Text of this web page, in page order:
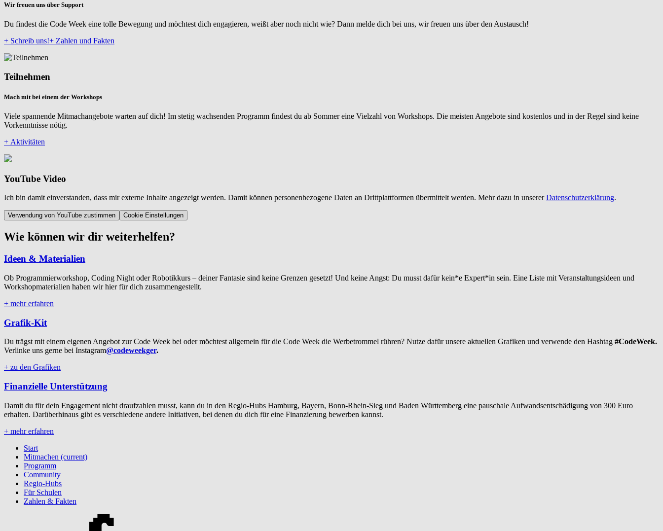
Wir freuen uns über Support
Du findest die Code Week eine tolle Bewegung und möchtest dich engagieren, weißt aber noch nicht wie? Dann melde dich bei uns, wir freuen uns über den Austausch!
+ Schreib uns!+ Zahlen und Fakten
Teilnehmen
Mach mit bei einem der Workshops
Viele spannende Mitmachangebote warten auf dich! Im stetig wachsenden Programm findest du ab Sommer eine Vielzahl von Workshops. Die meisten Angebote sind kostenlos und in der Regel sind keine
Vorkenntnisse nötig.
+ Aktivitäten
YouTube Video
Ich bin damit einverstanden, dass mir externe Inhalte angezeigt werden. Damit können personenbezogene Daten an Drittplattformen übermittelt werden. Mehr dazu in unsererDatenschutzerklärung.
Verwendung von YouTube zustimmen Cookie Einstellungen
Wie können wir dir weiterhelfen?
Ideen & Materialien
Ob Programmierworkshop, Coding Night oder Robotikkurs – deiner Fantasie sind keine Grenzen gesetzt! Und keine Angst: Du musst dafür kein*e Expert*in sein. Eine Liste mit Veranstaltungsideen und
Workshopmaterialien haben wir hier für dich zusammengestellt.
+ mehr erfahren
Grafik-Kit
Du trägst mit einem eigenen Angebot zur Code Week bei oder möchtest allgemein für die Code Week die Werbetrommel rühren? Nutze dafür unsere aktuellen Grafiken und verwende den Hashtag #CodeWeek.
Verlinke uns gerne bei Instagram@codeweekger.
+ zu den Grafiken
Finanzielle Unterstützung
Damit du für dein Engagement nicht draufzahlen musst, kann du in den Regio-Hubs Hamburg, Bayern, Bonn-Rhein-Sieg und Baden Württemberg eine pauschale Aufwandsentschädigung von 300 Euro
erhalten. Darüberhinaus gibt es verschiedene andere Initiativen, bei denen du dich für eine Finanzierung bewerben kannst.
+ mehr erfahren
Start
Mitmachen (current)
Programm
Community
Regio-Hubs
Für Schulen
Zahlen & Fakten